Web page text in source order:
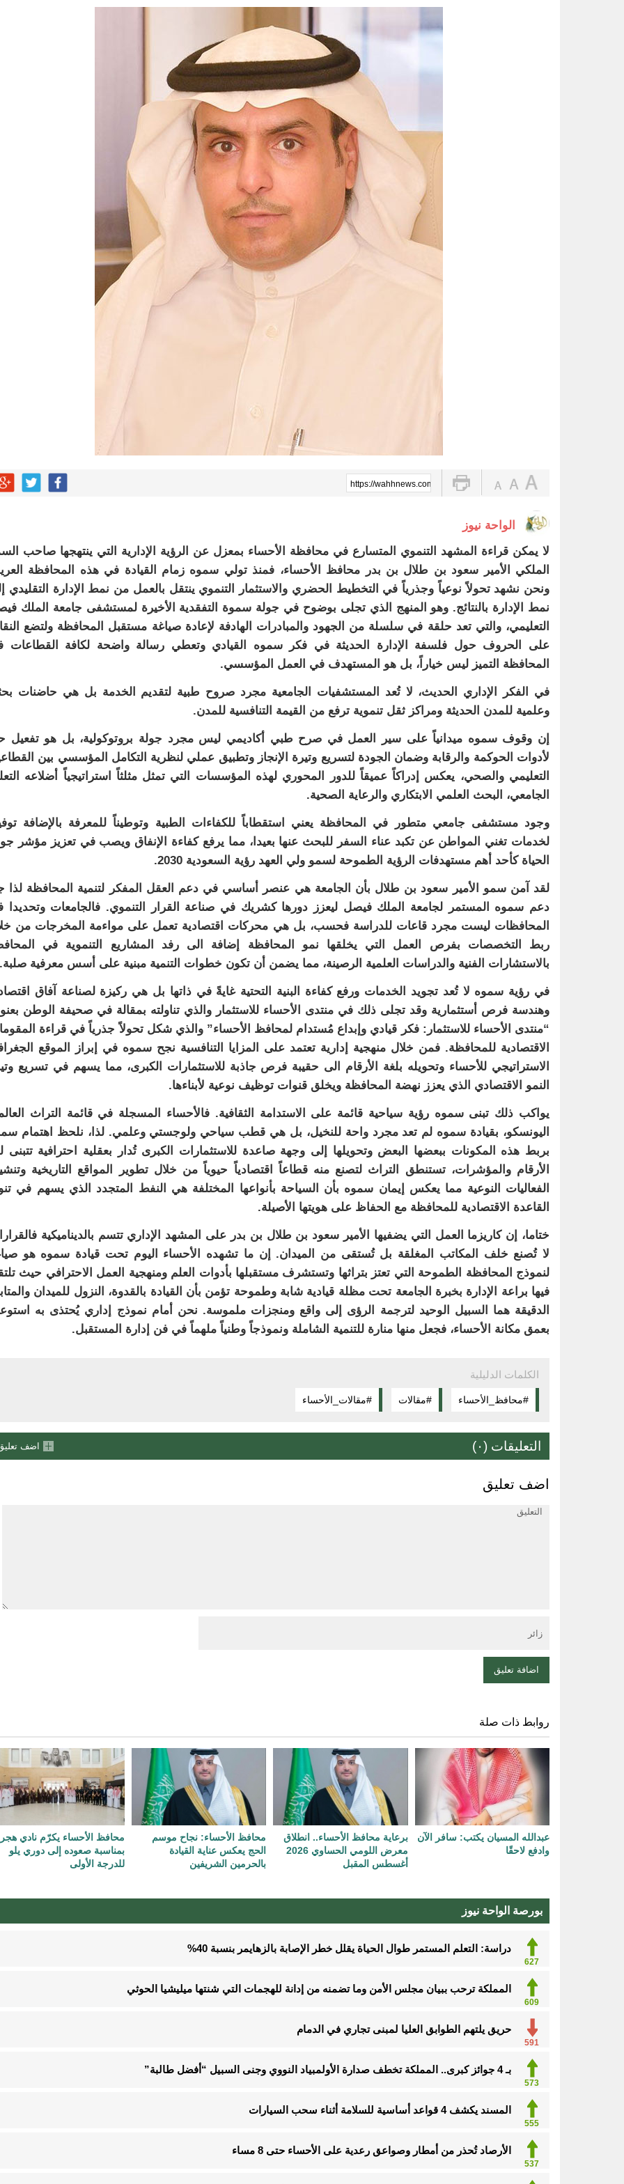
إعصار دولفين يضرب بقوة.. الصين تغلق المدارس وتوقف الملاحة تحسبًا لكارثة
مجلس الأمن يدين اعتداءات مليشيا الحوثي على المملكة والسفن
إنذار جوي في الأحساء.. موجة حر شديدة تضرب المنطقة الشرقية
https://wahhnews.com/?p=93048
الواحة نيوز
لا يمكن قراءة المشهد التنموي المتسارع في محافظة الأحساء بمعزل عن الرؤية الإدارية التي ينتهجها صاحب
الملكي الأمير سعود بن طلال بن بدر محافظ الأحساء، فمنذ تولي سموه زمام القيادة في هذه المحافظة
ونحن نشهد تحولاً نوعياً وجذرياً في التخطيط الحضري والاستثمار التنموي ينتقل بالعمل من نمط الإدارة التقليدي
نمط الإدارة بالنتائج. وهو المنهج الذي تجلى بوضوح في جولة سموة التفقدية الأخيرة لمستشفى جامعة الملك
التعليمي، والتي تعد حلقة في سلسلة من الجهود والمبادرات الهادفة لإعادة صياغة مستقبل المحافظة ولتضع
على الحروف حول فلسفة الإدارة الحديثة في فكر سموه القيادي وتعطي رسالة واضحة لكافة القطاعات
المحافظة التميز ليس خياراً، بل هو المستهدف في العمل المؤسسي.
في الفكر الإداري الحديث، لا تُعد المستشفيات الجامعية مجرد صروح طبية لتقديم الخدمة بل هي حاضنات
وعلمية للمدن الحديثة ومراكز ثقل تنموية ترفع من القيمة التنافسية للمدن.
إن وقوف سموه ميدانياً على سير العمل في صرح طبي أكاديمي ليس مجرد جولة بروتوكولية، بل هو تفعيل
لأدوات الحوكمة والرقابة وضمان الجودة لتسريع وتيرة الإنجاز وتطبيق عملي لنظرية التكامل المؤسسي بين
التعليمي والصحي، يعكس إدراكاً عميقاً للدور المحوري لهذه المؤسسات التي تمثل مثلثاً استراتيجياً أضلاعه
الجامعي، البحث العلمي الابتكاري والرعاية الصحية.
وجود مستشفى جامعي متطور في المحافظة يعني استقطاباً للكفاءات الطبية وتوطيناً للمعرفة بالإضافة
لخدمات تغني المواطن عن تكبد عناء السفر للبحث عنها بعيدا، مما يرفع كفاءة الإنفاق ويصب في تعزيز مؤشر
الحياة كأحد أهم مستهدفات الرؤية الطموحة لسمو ولي العهد رؤية السعودية 2030.
لقد آمن سمو الأمير سعود بن طلال بأن الجامعة هي عنصر أساسي في دعم العقل المفكر لتنمية المحافظة لذا
دعم سموه المستمر لجامعة الملك فيصل ليعزز دورها كشريك في صناعة القرار التنموي. فالجامعات وتحديدا
المحافظات ليست مجرد قاعات للدراسة فحسب، بل هي محركات اقتصادية تعمل على مواءمة المخرجات من
ربط التخصصات بفرص العمل التي يخلقها نمو المحافظة إضافة الى رفد المشاريع التنموية في
بالاستشارات الفنية والدراسات العلمية الرصينة، مما يضمن أن تكون خطوات التنمية مبنية على أسس معرفية صلبة.
في رؤية سموه لا تُعد تجويد الخدمات ورفع كفاءة البنية التحتية غايةً في ذاتها بل هي ركيزة لصناعة آفاق
وهندسة فرص أستثمارية وقد تجلى ذلك في منتدى الأحساء للاستثمار والذي تناولته بمقالة في صحيفة الوطن
“منتدى الأحساء للاستثمار: فكر قيادي وإبداع مُستدام لمحافظ الأحساء” والذي شكل تحولاً جذرياً في قراءة
الاقتصادية للمحافظة. فمن خلال منهجية إدارية تعتمد على المزايا التنافسية نجح سموه في إبراز الموقع
الاستراتيجي للأحساء وتحويله بلغة الأرقام الى حقيبة فرص جاذبة للاستثمارات الكبرى، مما يسهم في تسريع
النمو الاقتصادي الذي يعزز نهضة المحافظة ويخلق قنوات توظيف نوعية لأبناءها.
يواكب ذلك تبنى سموه رؤية سياحية قائمة على الاستدامة الثقافية. فالأحساء المسجلة في قائمة التراث
اليونسكو، بقيادة سموه لم تعد مجرد واحة للنخيل، بل هي قطب سياحي ولوجستي وعلمي. لذا، نلحظ اهتمام
بربط هذه المكونات ببعضها البعض وتحويلها إلى وجهة صاعدة للاستثمارات الكبرى تُدار بعقلية احترافية تتبنى
الأرقام والمؤشرات، تستنطق التراث لتصنع منه قطاعاً اقتصادياً حيوياً من خلال تطوير المواقع التاريخية
الفعاليات النوعية مما يعكس إيمان سموه بأن السياحة بأنواعها المختلفة هي النفط المتجدد الذي يسهم في
القاعدة الاقتصادية للمحافظة مع الحفاظ على هويتها الأصيلة.
ختاما، إن كاريزما العمل التي يضفيها الأمير سعود بن طلال بن بدر على المشهد الإداري تتسم بالديناميكية
لا تُصنع خلف المكاتب المغلقة بل تُستقى من الميدان. إن ما تشهده الأحساء اليوم تحت قيادة سموه هو
لنموذج المحافظة الطموحة التي تعتز بتراثها وتستشرف مستقبلها بأدوات العلم ومنهجية العمل الاحترافي حيث
فيها براعة الإدارة بخبرة الجامعة تحت مظلة قيادية شابة وطموحة تؤمن بأن القيادة بالقدوة، النزول للميدان
الدقيقة هما السبيل الوحيد لترجمة الرؤى إلى واقع ومنجزات ملموسة. نحن أمام نموذج إداري يُحتذى به
بعمق مكانة الأحساء، فجعل منها منارة للتنمية الشاملة ونموذجاً وطنياً ملهماً في فن إدارة المستقبل.
الكلمات الدليلية
#محافظ_الأحساء #مقالات #مقالات_الأحساء
التعليقات (٠) اضف
اضف تعليق
روابط ذات صلة
عبدالله المسيان يكتب: سافر الآن
وادفع لاحقًا
برعاية محافظ الأحساء.. انطلاق
معرض اللومي الحساوي 2026
أغسطس المقبل
محافظ الأحساء: نجاح موسم
الحج يعكس عناية القيادة
بالحرمين الشريفين
محافظ الأحساء يكرّم نادي هجر
بمناسبة صعوده إلى دوري يلو
للدرجة الأولى
بورصة الواحة نيوز
627
دراسة: التعلم المستمر طوال الحياة يقلل خطر الإصابة بالزهايمر بنسبة 40%
626
المملكة ترحب ببيان مجلس الأمن وما تضمنه من إدانة للهجمات التي شنتها ميليشيا الحوثي
591
حريق يلتهم الطوابق العليا لمبنى تجاري في الدمام
573
بـ 4 جوائز كبرى.. المملكة تخطف صدارة الأولمبياد النووي وجنى السبيل “أفضل طالبة”
555
المسند يكشف 4 قواعد أساسية للسلامة أثناء سحب السيارات
537
الأرصاد تُحذر من أمطار وصواعق رعدية على الأحساء حتى 8 مساء